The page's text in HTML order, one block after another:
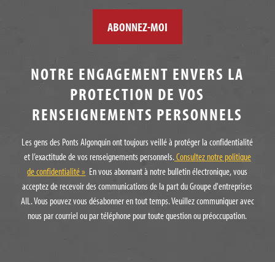
NOTRE ENGAGEMENT ENVERS LA
PROTECTION DE VOS
RENSEIGNEMENTS PERSONNELS
Les gens des Ponts Algonquin ont toujours veillé à protéger la confidentialité
et l’exactitude de vos renseignements personnels.Consultez notre politique
de confidentialité » En vous abonnant à notre bulletin électronique, vous
acceptez de recevoir des communications de la part du Groupe d'entreprises
AIL. Vous pouvez vous désabonner en tout temps. Veuillez communiquer avec
nous par courriel ou par téléphone pour toute question ou préoccupation.